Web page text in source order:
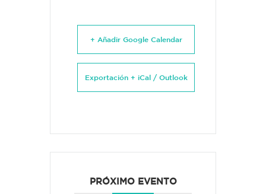
+ Añadir Google Calendar
Exportación + iCal / Outlook
PRÓXIMO EVENTO